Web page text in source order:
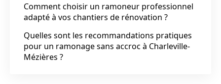
Comment choisir un ramoneur professionnel
adapté à vos chantiers de rénovation ?
Quelles sont les recommandations pratiques
pour un ramonage sans accroc à Charleville-
Mézières ?